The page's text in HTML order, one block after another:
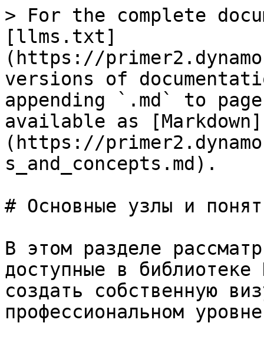
> For the complete
[llms.txt]
(https://
versions of
appending `.md` to
available as [Markdown]
(https://
s_and_concepts.md).
# Основные узлы и
В этом разделе
доступные в библиотеке
создать собственную
профессиональном